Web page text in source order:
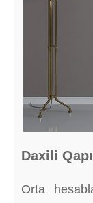
Daxili Qapı
Orta